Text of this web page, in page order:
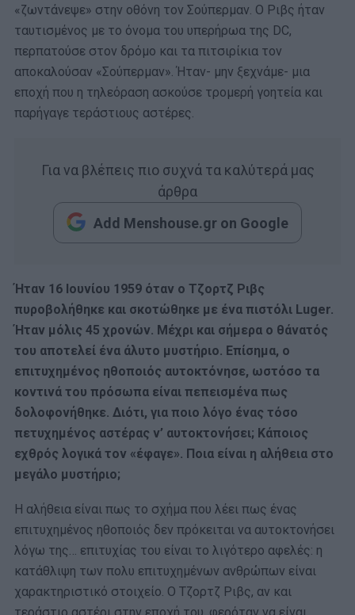
«ζωντάνεψε» στην οθόνη τον Σούπερμαν. Ο Ριβς ήταν
ταυτισμένος με το όνομα του υπερήρωα της DC,
περπατούσε στον δρόμο και τα πιτσιρίκια τον
αποκαλούσαν «Σούπερμαν». Ήταν- μην ξεχνάμε- μια
εποχή που η τηλεόραση ασκούσε τρομερή γοητεία και
παρήγαγε τεράστιους αστέρες.
Για να βλέπεις πιο συχνά τα καλύτερά μας
άρθρα
Add Menshouse.gr on Google
Ήταν 16 Ιουνίου 1959 όταν ο Τζορτζ Ριβς
πυροβολήθηκε και σκοτώθηκε με ένα πιστόλι Luger.
Ήταν μόλις 45 χρονών. Μέχρι και σήμερα ο θάνατός
του αποτελεί ένα άλυτο μυστήριο. Επίσημα, ο
επιτυχημένος ηθοποιός αυτοκτόνησε, ωστόσο τα
κοντινά του πρόσωπα είναι πεπεισμένα πως
δολοφονήθηκε. Διότι, για ποιο λόγο ένας τόσο
πετυχημένος αστέρας ν’ αυτοκτονήσει; Κάποιος
εχθρός λογικά τον «έφαγε». Ποια είναι η αλήθεια στο
μεγάλο μυστήριο;
Η αλήθεια είναι πως το σχήμα που λέει πως ένας
επιτυχημένος ηθοποιός δεν πρόκειται να αυτοκτονήσει
λόγω της… επιτυχίας του είναι το λιγότερο αφελές: η
κατάθλιψη των πολυ επιτυχημένων ανθρώπων είναι
χαρακτηριστικό στοιχείο. Ο Τζορτζ Ριβς, αν και